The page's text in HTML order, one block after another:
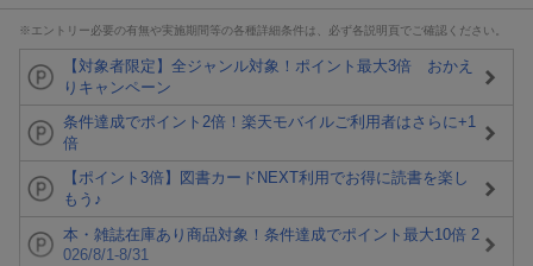
※エントリー必要の有無や実施期間等の各種詳細条件は、必ず各説明頁でご確認ください。
【対象者限定】全ジャンル対象！ポイント最大3倍 おかえ
りキャンペーン
条件達成でポイント2倍！楽天モバイルご利用者はさらに+1
倍
【ポイント3倍】図書カードNEXT利用でお得に読書を楽し
もう♪
本・雑誌在庫あり商品対象！条件達成でポイント最大10倍 2
026/8/1-8/31